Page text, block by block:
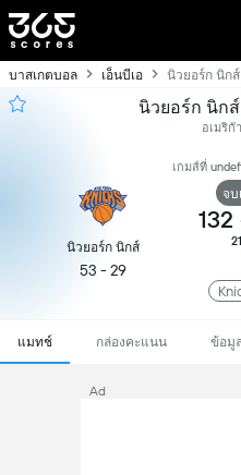
บาสเกตบอล เอ็นบีเอ นิวยอร์ก นิก
นิวยอร์ก นิก
อเมริกั
เกมส์ที่
นิวยอร์ก นิกส์
53 - 29
จบ
132
แมทช์ กล่องคะแนน ข้อมู
Ad